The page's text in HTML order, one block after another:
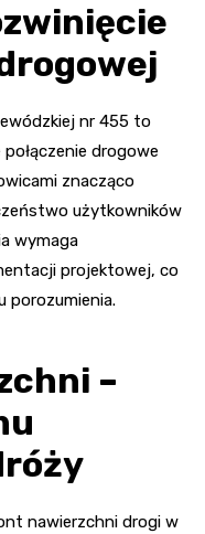
nr 455 to
drogowe
znacząco
użytkowników
wymaga
projektowej, co
porozumienia.
–
nawierzchni drogi w